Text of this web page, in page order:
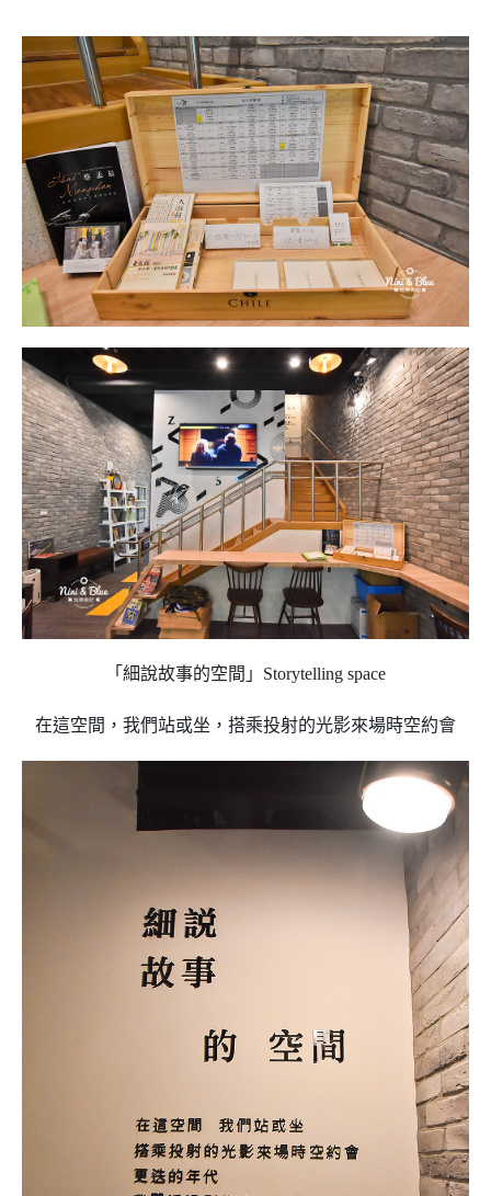
「細說故事的空間」Storytelling space
在這空間，我們站或坐，搭乘投射的光影來場時空約會